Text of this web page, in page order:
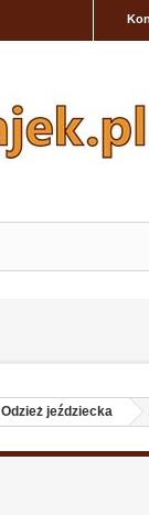
Odzież jeździecka